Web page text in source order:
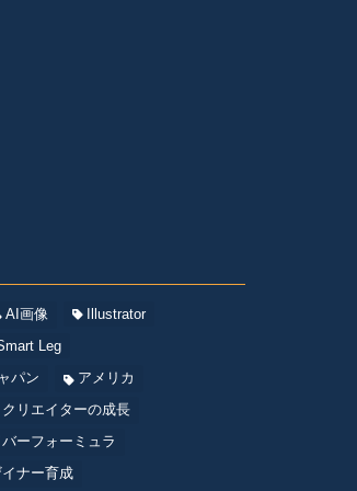
AI画像
Illustrator
Leg
パン
アメリカ
クリエイターの成長
ーフォーミュラ
ナー育成